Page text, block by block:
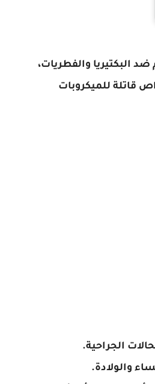
البكتيريا والفطريات،
بتركيز 20% والتي لها خواص قاتلة للميكروبات
الجراحية.
والولادة.